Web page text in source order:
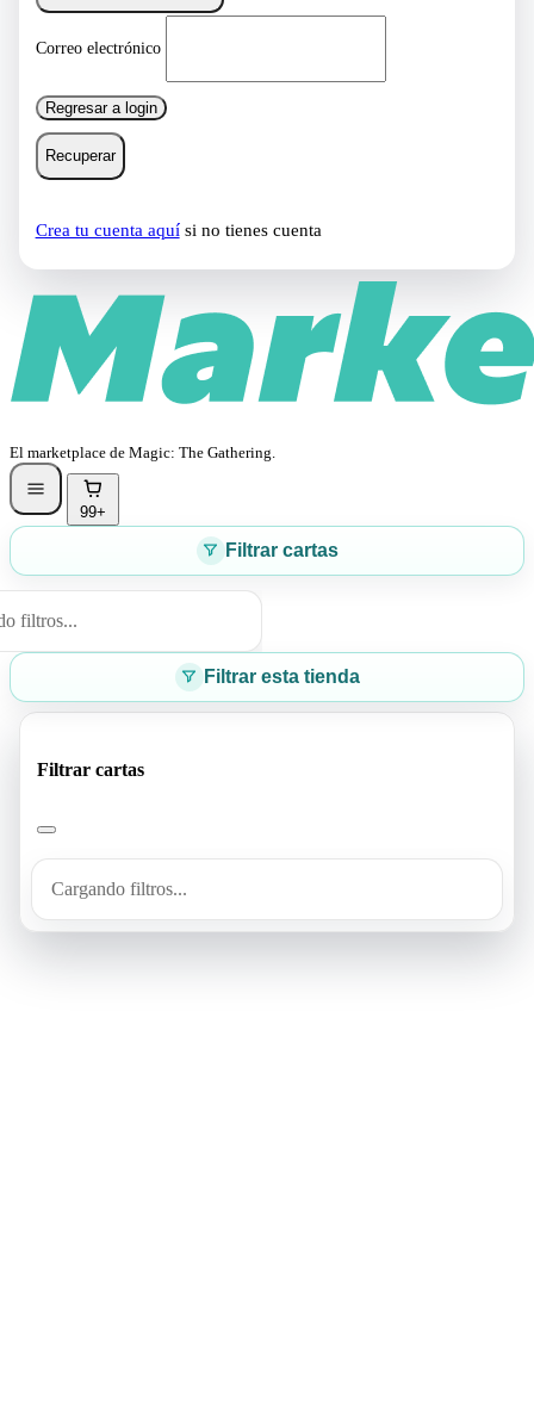
Correo electrónico
Regresar a login
Recuperar
Crea tu cuenta aquísi no tienes cuenta
El marketplace de Magic: The Gathering.
99+
Filtrar cartas
filtros...
Filtrar esta tienda
Filtrar cartas
Cargando filtros...